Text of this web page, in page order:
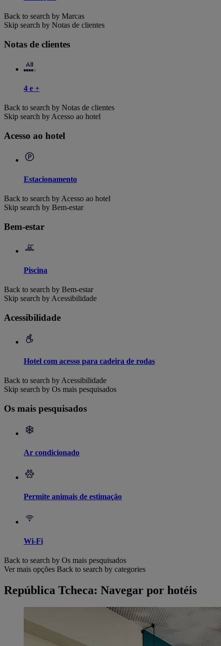
Back to search by Marcas
Skip search by Notas de clientes
Notas de clientes
4 e +
Back to search by Notas de clientes
Skip search by Acesso ao hotel
Acesso ao hotel
Estacionamento
Back to search by Acesso ao hotel
Skip search by Bem-estar
Bem-estar
Piscina
Back to search by Bem-estar
Skip search by Acessibilidade
Acessibilidade
Hotel com acesso para cadeira de rodas
Back to search by Acessibilidade
Skip search by Os mais pesquisados
Os mais pesquisados
Ar condicionado
Permite animais de estimação
Wi-Fi
Back to search by Os mais pesquisados
Ver mais opções Back to search by categories
República Tcheca: Navegar por hotéis